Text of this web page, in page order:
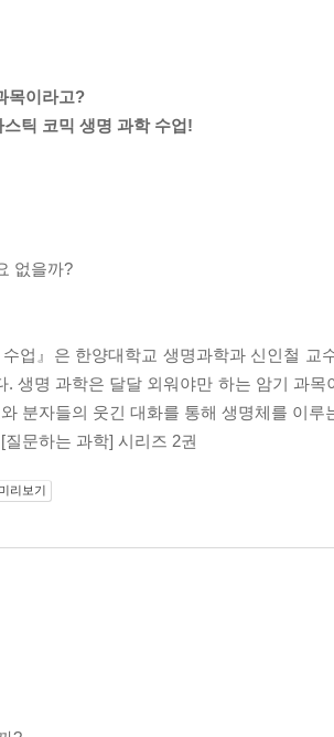
목이라고?
틱 코믹 생명 과학 수업!
없을까?
업』은 한양대학교 생명과학과 신인철
. 생명 과학은 달달 외워야만 하는 암기 과
분자들의 웃긴 대화를 통해 생명체를 이
문하는 과학] 시리즈 2권
미리보기